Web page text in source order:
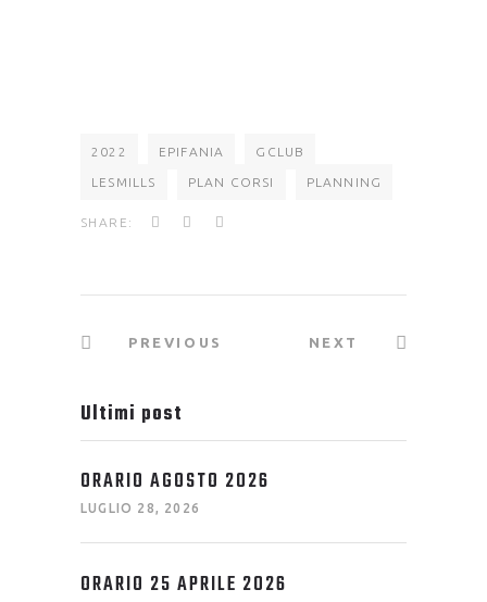
2022 EPIFANIA GCLUB
LESMILLS PLAN CORSI PLANNING
SHARE:
PREVIOUS NEXT
Ultimi post
ORARIO AGOSTO 2026
LUGLIO 28, 2026
ORARIO 25 APRILE 2026